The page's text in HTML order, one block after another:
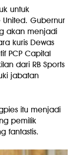
untuk
Gubernur
akan menjadi
kuris Dewas
PCP Capital
dari RB Sports
jabatan
itu menjadi
pemilik
fantastis.